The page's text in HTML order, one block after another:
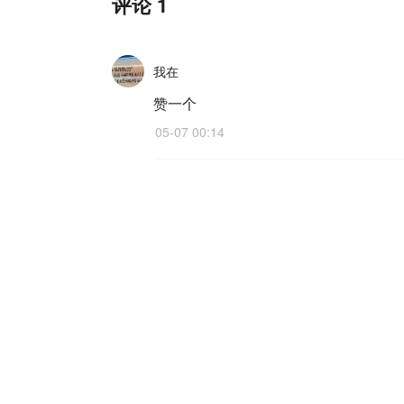
我在
赞一个
05-07 00:14